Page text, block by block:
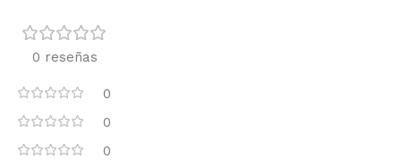
0 reseñas
0
0
0